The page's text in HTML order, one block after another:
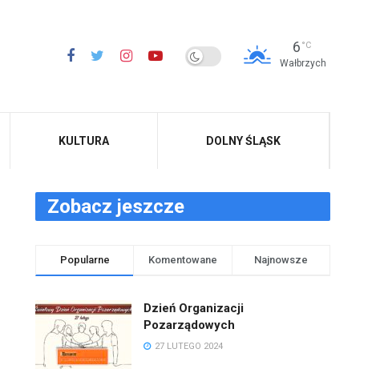
6 °C
Wałbrzych
KULTURA DOLNY ŚLĄSK
Zobacz jeszcze
Popularne Komentowane Najnowsze
Dzień Organizacji
Pozarządowych
27 LUTEGO 2024